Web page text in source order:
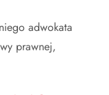
adwokata
prawnej,